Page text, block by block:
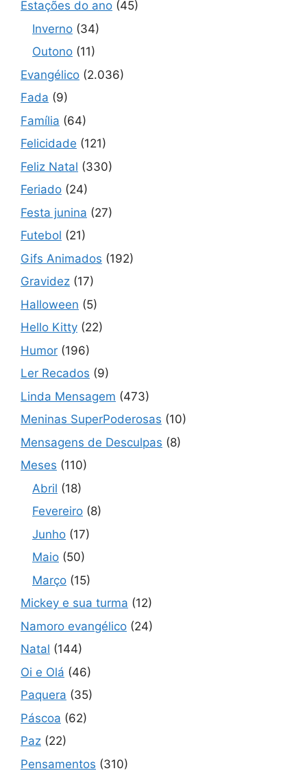
Estações do ano (45)
Inverno (34)
Outono (11)
Evangélico (2.036)
Fada (9)
Família (64)
Felicidade (121)
Feliz Natal (330)
Feriado (24)
Festa junina (27)
Futebol (21)
Gifs Animados (192)
Gravidez (17)
Halloween (5)
Hello Kitty (22)
Humor (196)
Ler Recados (9)
Linda Mensagem (473)
Meninas SuperPoderosas (10)
Mensagens de Desculpas (8)
Meses (110)
Abril (18)
Fevereiro (8)
Junho (17)
Maio (50)
Março (15)
Mickey e sua turma (12)
Namoro evangélico (24)
Natal (144)
Oi e Olá (46)
Paquera (35)
Páscoa (62)
Paz (22)
Pensamentos (310)